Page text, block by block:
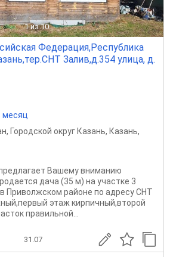
1 из 10
Федерация,Республика
Залив,д.354 улица, д.
месяц
, Городской округ Казань, Казань,
Вашему вниманию
дача (35 м) на участке 3
в Приволжском районе по адресу СНТ
этаж кирпичный,второй
правильной...
31.07